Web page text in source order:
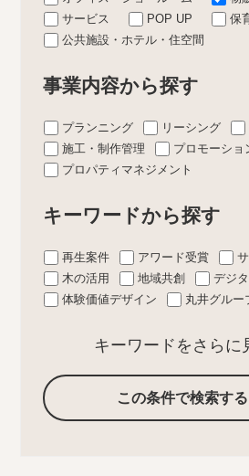
サービス
POP UP
保
公共施設・ホテル・住空間
事業内容から探す
プランニング リーシング
施工・制作管理
プロモーショ
プロパティマネジメント
キーワードから探す
再生案件 アワード受賞
木の活用
地域共創
デジ
体験価値デザイン
丸井グルー
キーワードをさらに
この条件で検索する